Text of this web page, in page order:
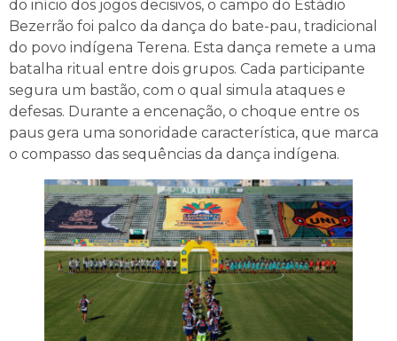
do início dos jogos decisivos, o campo do Estádio
Bezerrão foi palco da dança do bate-pau, tradicional
do povo indígena Terena. Esta dança remete a uma
batalha ritual entre dois grupos. Cada participante
segura um bastão, com o qual simula ataques e
defesas. Durante a encenação, o choque entre os
paus gera uma sonoridade característica, que marca
o compasso das sequências da dança indígena.